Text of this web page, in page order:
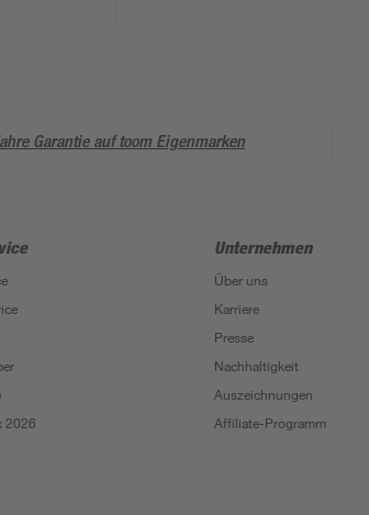
Garantie auf toom Eigenmarken
2026
Unternehmen
Über uns
Karriere
Presse
Nachhaltigkeit
Auszeichnungen
Affiliate-Programm